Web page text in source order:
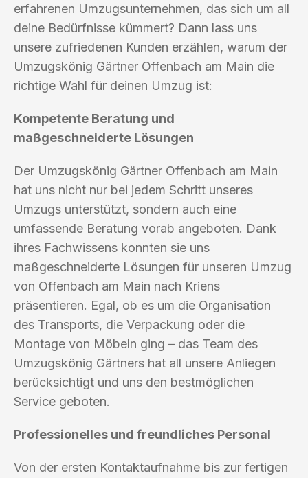
erfahrenen Umzugsunternehmen, das sich um all
deine Bedürfnisse kümmert? Dann lass uns
unsere zufriedenen Kunden erzählen, warum der
Umzugskönig Gärtner Offenbach am Main die
richtige Wahl für deinen Umzug ist:
Kompetente Beratung und
maßgeschneiderte Lösungen
Der Umzugskönig Gärtner Offenbach am Main
hat uns nicht nur bei jedem Schritt unseres
Umzugs unterstützt, sondern auch eine
umfassende Beratung vorab angeboten. Dank
ihres Fachwissens konnten sie uns
maßgeschneiderte Lösungen für unseren Umzug
von Offenbach am Main nach Kriens
präsentieren. Egal, ob es um die Organisation
des Transports, die Verpackung oder die
Montage von Möbeln ging – das Team des
Umzugskönig Gärtners hat all unsere Anliegen
berücksichtigt und uns den bestmöglichen
Service geboten.
Professionelles und freundliches Personal
Von der ersten Kontaktaufnahme bis zur fertigen